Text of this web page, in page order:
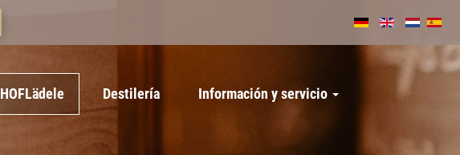
HOFLädele Destilería Información y servicio